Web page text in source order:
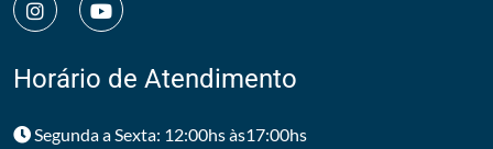
Horário de Atendimento
Segunda a Sexta: 12:00hs às17:00hs